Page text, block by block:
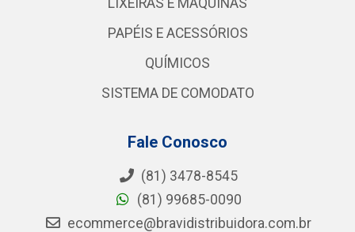
LIXEIRAS E MÁQUINAS
PAPÉIS E ACESSÓRIOS
QUÍMICOS
SISTEMA DE COMODATO
Fale Conosco
(81) 3478-8545
(81) 99685-0090
ecommerce@bravidistribuidora.com.br